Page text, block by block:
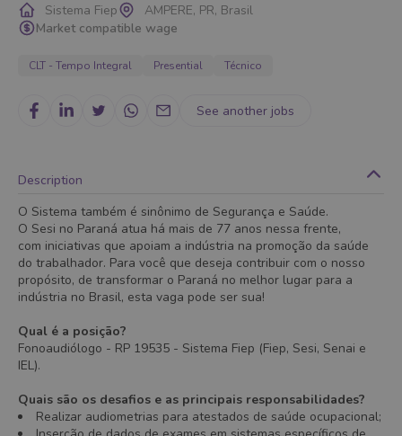
Sistema Fiep
AMPERE, PR, Brasil
Market compatible wage
CLT - Tempo Integral Presential Técnico
See another jobs
Description
O Sistema também é sinônimo de Segurança e Saúde.
O Sesi no Paraná atua há mais de 77 anos nessa frente,
com iniciativas que apoiam a indústria na promoção da saúde
do trabalhador. Para você que deseja contribuir com o nosso
propósito, de transformar o Paraná no melhor lugar para a
indústria no Brasil, esta vaga pode ser sua!
Qual é a posição?
Fonoaudiólogo - RP 19535 - Sistema Fiep (Fiep, Sesi, Senai e
IEL).
Quais são os desafios e as principais responsabilidades?
Realizar audiometrias para atestados de saúde ocupacional;